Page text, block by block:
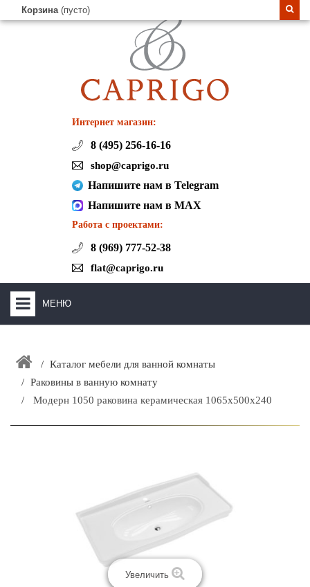
Корзина (пусто)
Интернет магазин:
8 (495) 256-16-16
shop@caprigo.ru
Напишите нам в Telegram
Напишите нам в MAX
Работа с проектами:
8 (969) 777-52-38
flat@caprigo.ru
МЕНЮ
ЗАКАЗАТЬ РАСЧЕТ КУХНИ CAPRIGO
+
Каталог мебели для ванной комнаты
Раковины в ванную комнату
Модерн 1050 раковина керамическая 1065х500х240
Увеличить